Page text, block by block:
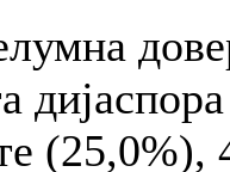
(25,0%),